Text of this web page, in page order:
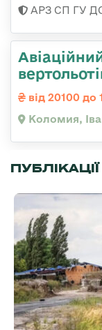
АРЗ СП ГУ
від 20100 до
Коломия,
ПУБЛІКАЦІЇ